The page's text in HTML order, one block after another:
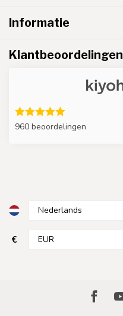
Informatie
Klantbeoordelingen
960 beoordelingen
€